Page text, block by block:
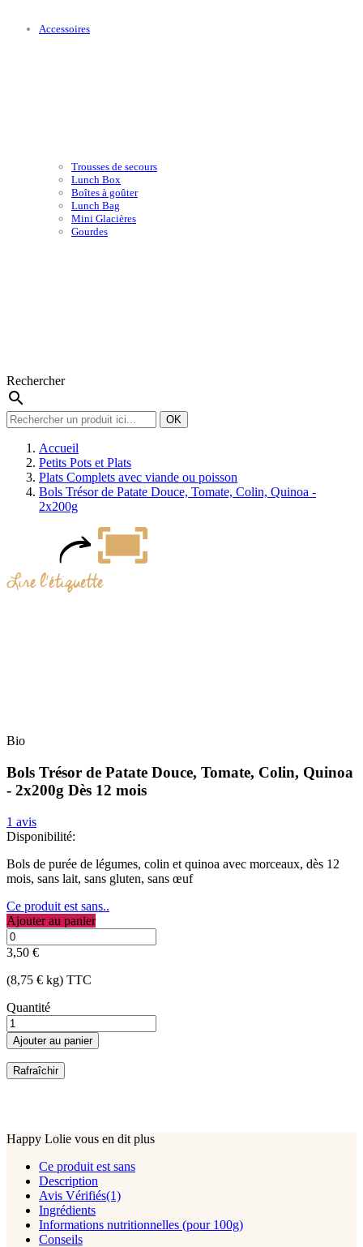
Accessoires
Trousses de secours
Lunch Box
Boîtes à goûter
Lunch Bag
Mini Glacières
Gourdes
Rechercher
search
OK
Accueil
Petits Pots et Plats
Plats Complets avec viande ou poisson
Bols Trésor de Patate Douce, Tomate, Colin, Quinoa -
2x200g
Bio
Bols Trésor de Patate Douce, Tomate, Colin, Quinoa
- 2x200g Dès 12 mois
1 avis
Disponibilité:
Bols de purée de légumes, colin et quinoa avec morceaux, dès 12
mois, sans lait, sans gluten, sans œuf
Ce produit est sans..
Ajouter au panier
3,50 €
(8,75 € kg) TTC
Quantité
Ajouter au panier
Happy Lolie vous en dit plus
Ce produit est sans
Description
Avis Vérifiés(1)
Ingrédients
Informations nutritionnelles (pour 100g)
Conseils